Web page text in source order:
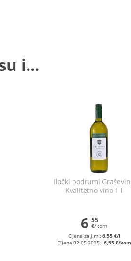
i...
Iločki podrumi
Kvalitetno vino 1 l
6 55
€/kom
Cijena za j.m.: 6,55 €/l
Cijena 02.05.2025.: 6,55 €/kom